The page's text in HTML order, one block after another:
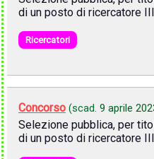
di un posto di ricercatore
Ricercatori
Concorso (scad. 9 aprile
Selezione pubblica, per
di un posto di ricercatore